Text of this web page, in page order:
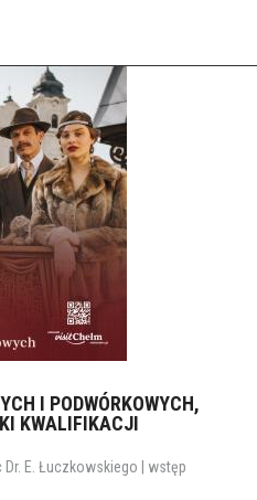
I PODWÓRKOWYCH,
KWALIFIKACJI
Dr. E. Łuczkowskiego | wstęp